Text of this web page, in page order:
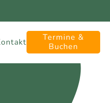
Termine &
Buchen